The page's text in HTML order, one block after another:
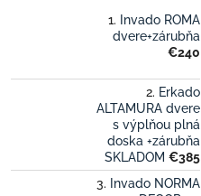
Invado ROMA
dvere+zárubňa
€240
Erkado
ALTAMURA dvere
s výplňou plná
doska +zárubňa
SKLADOM €385
Invado NORMA